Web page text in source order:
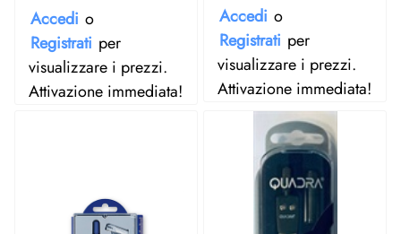
Accedi o
Registrati per
visualizzare i prezzi.
Attivazione immediata!
Accedi o
Registrati per
visualizzare i prezzi.
Attivazione immediata!